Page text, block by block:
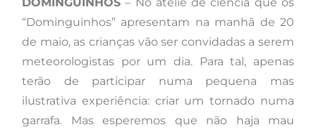
“Dominguinhos” apresentam na manhã de 20
de maio, as crianças vão ser convidadas a serem
meteorologistas por um dia. Para tal, apenas
terão de participar numa pequena mas
ilustrativa experiência: criar um tornado numa
garrafa. Mas esperemos que não haja mau